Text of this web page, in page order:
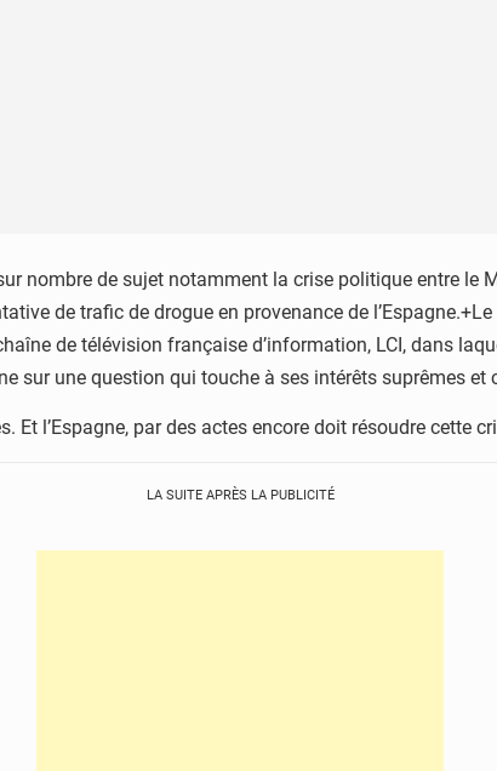
nombre de sujet notamment la crise politique entre le
de trafic de drogue en provenance de
de télévision française d’information, LCI, dans
sur une question qui touche à ses intérêts suprêmes
Et l’Espagne, par des actes encore doit résoudre cette
LA SUITE APRÈS LA PUBLICITÉ